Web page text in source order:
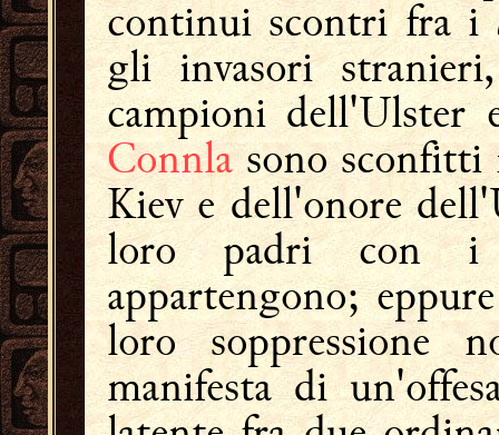
continui scontri fra i
gli invasori
campioni
Connlasono sconfitti
Kiev e dell'onore
loro padri con i
appartengono;
loro soppressione
manifesta di